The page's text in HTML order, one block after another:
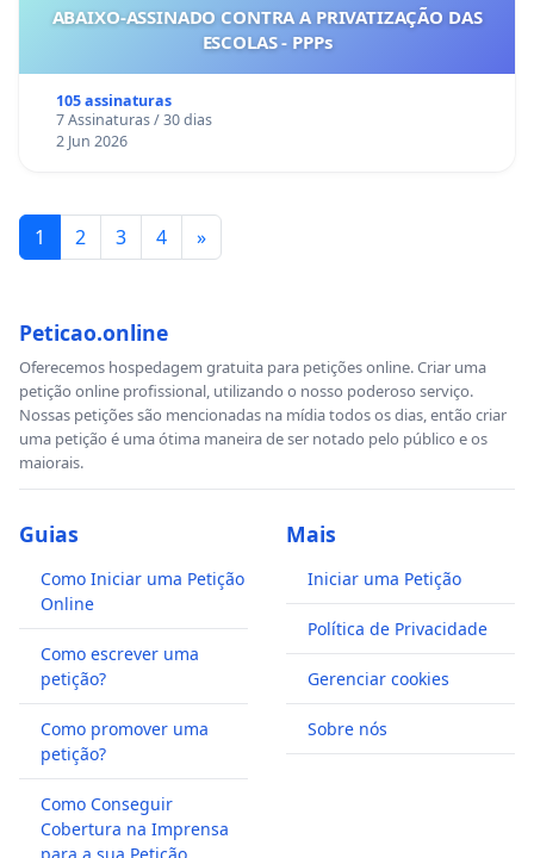
ABAIXO-ASSINADO CONTRA A PRIVATIZAÇÃO DAS
ESCOLAS - PPPs
105 assinaturas
7 Assinaturas / 30 dias
2 Jun 2026
1 2 3 4 »
Peticao.online
Oferecemos hospedagem gratuita para petições online. Criar uma
petição online profissional, utilizando o nosso poderoso serviço.
Nossas petições são mencionadas na mídia todos os dias, então criar
uma petição é uma ótima maneira de ser notado pelo público e os
maiorais.
Guias
Como Iniciar uma Petição
Online
Como escrever uma
petição?
Como promover uma
petição?
Como Conseguir
Cobertura na Imprensa
Mais
Iniciar uma Petição
Política de Privacidade
Gerenciar cookies
Sobre nós